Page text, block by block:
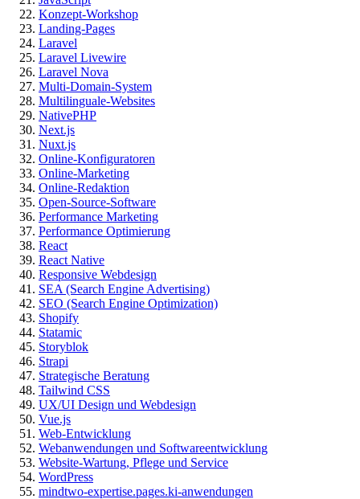
Konzept-Workshop
Landing-Pages
Laravel
Laravel Livewire
Laravel Nova
Multi-Domain-System
Multilinguale-Websites
NativePHP
Next.js
Nuxt.js
Online-Konfiguratoren
Online-Marketing
Online-Redaktion
Open-Source-Software
Performance Marketing
Performance Optimierung
React
React Native
Responsive Webdesign
SEA (Search Engine Advertising)
SEO (Search Engine Optimization)
Shopify
Statamic
Storyblok
Strapi
Strategische Beratung
Tailwind CSS
UX/UI Design und Webdesign
Vue.js
Web-Entwicklung
Webanwendungen und Softwareentwicklung
Website-Wartung, Pflege und Service
WordPress
mindtwo-expertise.pages.ki-anwendungen